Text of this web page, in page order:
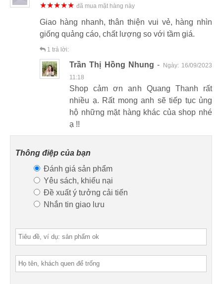
★★★★★ đã mua mặt hàng này
Giao hàng nhanh, thân thiện vui vẻ, hàng nhìn
giống quảng cáo, chất lượng so với tầm giá.
1 trả lời:
Trần Thị Hồng Nhung - Ngày: 16/09/2023
11:18
Shop cảm ơn anh Quang Thanh rất
nhiều ạ. Rất mong anh sẽ tiếp tục ủng
hộ những mặt hàng khác của shop nhé
ạ !!
Thông điệp của bạn
Đánh giá sản phẩm
Yêu sách, khiếu nại
Đề xuất ý tưởng cải tiến
Nhắn tin giao lưu